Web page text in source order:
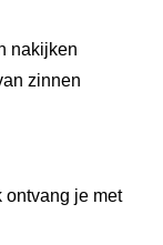
nakijken
zinnen
ontvang je met